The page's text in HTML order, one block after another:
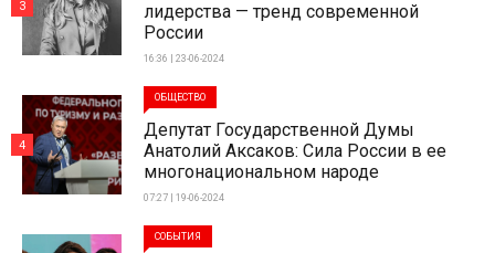
лидерства — тренд современной
России
16:36 | 23-06-2024
3
ОБЩЕСТВО
Депутат Государственной Думы
Анатолий Аксаков: Сила России в ее
многонациональном народе
07:27 | 19-06-2024
4
СОБЫТИЯ